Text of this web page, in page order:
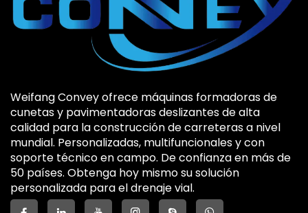
Weifang Convey ofrece máquinas formadoras de
cunetas y pavimentadoras deslizantes de alta
calidad para la construcción de carreteras a nivel
mundial. Personalizadas, multifuncionales y con
soporte técnico en campo. De confianza en más de
50 países. Obtenga hoy mismo su solución
personalizada para el drenaje vial.